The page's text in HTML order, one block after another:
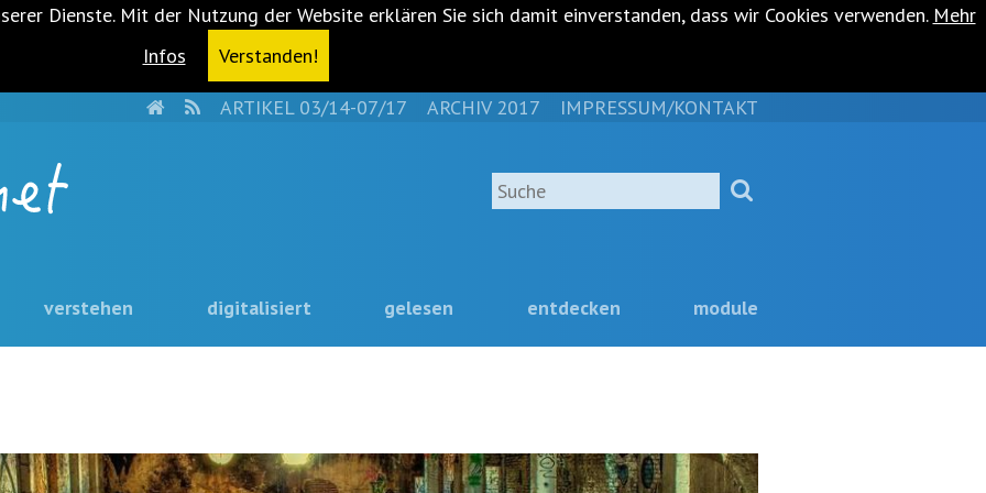
Dienste. Mit der Nutzung der Website erklären Sie sich damit einverstanden, dass wir Cookies verwenden. Mehr
Infos
Verstanden!
HOMERSSARTIKEL 03/14-07/17 ARCHIV 2017 IMPRESSUM/KONTAKT
Suche
verstehen digitalisiert gelesen entdecken module